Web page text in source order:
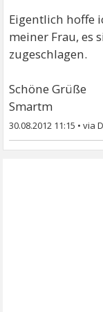
Eigentlich hoffe
meiner Frau, es
zugeschlagen.
Schöne Grüße
Smartm
30.08.2012 11:15 •